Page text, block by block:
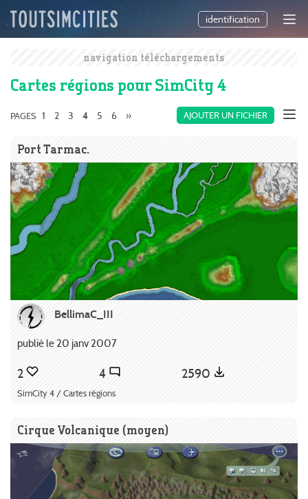
identification
navigation téléchargements
Cartes régions pour SimCity 4
AJOUTER UN FICHIER
PAGES 1 2 3 4 5 6 »
Port Tarmac.
BellimaC_III
publié le 20 janv 2007
2 4 2590
SimCity 4 / Cartes régions
Cirque Volcanique (moyen)